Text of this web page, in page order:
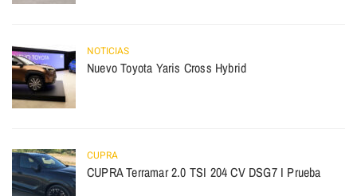
NOTICIAS
Nuevo Toyota Yaris Cross Hybrid
CUPRA
CUPRA Terramar 2.0 TSI 204 CV DSG7 I Prueba